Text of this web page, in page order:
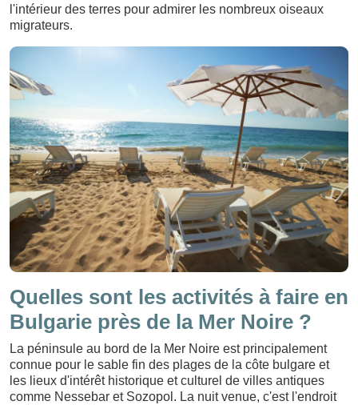
l'intérieur des terres pour admirer les nombreux oiseaux
migrateurs.
Quelles sont les activités à faire en
Bulgarie près de la Mer Noire ?
La péninsule au bord de la Mer Noire est principalement
connue pour le sable fin des plages de la côte bulgare et
les lieux d'intérêt historique et culturel de villes antiques
comme Nessebar et Sozopol. La nuit venue, c'est l'endroit